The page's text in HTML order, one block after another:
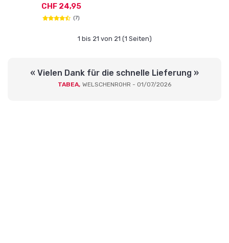
CHF 24,95
(7)
1 bis 21 von 21 (1 Seiten)
« Vielen Dank für die schnelle Lieferung »
TABEA, WELSCHENROHR - 01/07/2026